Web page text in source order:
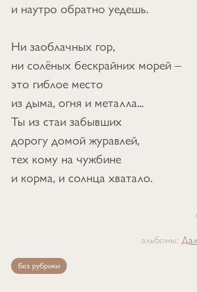
и наутро обратно уедешь.
Ни заоблачных гор,
ни солёных бескрайних морей –
это гиблое место
из дыма, огня и металла...
Ты из стаи забывших
дорогу домой журавлей,
тех кому на чужбине
и корма, и солнца хватало.
альбомы:
без рубрики